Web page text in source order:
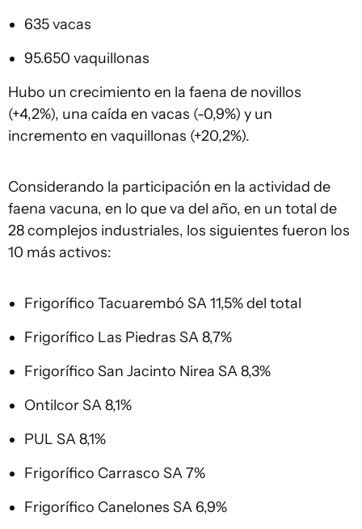
635 vacas
95.650 vaquillonas
Hubo un crecimiento en la faena de novillos
(+4,2%), una caída en vacas (-0,9%) y un
incremento en vaquillonas (+20,2%).
Considerando la participación en la actividad de
faena vacuna, en lo que va del año, en un total de
28 complejos industriales, los siguientes fueron los
10 más activos:
Frigorífico Tacuarembó SA 11,5% del total
Frigorífico Las Piedras SA 8,7%
Frigorífico San Jacinto Nirea SA 8,3%
Ontilcor SA 8,1%
PUL SA 8,1%
Frigorífico Carrasco SA 7%
Frigorífico Canelones SA 6,9%